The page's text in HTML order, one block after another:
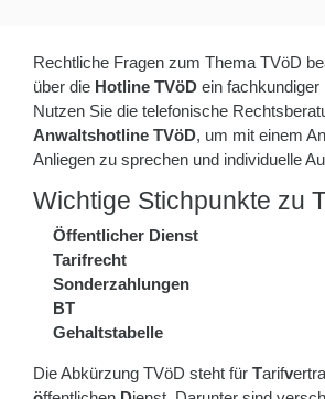
Rechtliche Fragen zum Thema TVöD
über die Hotline TVöD ein fachkundiger
Nutzen Sie die telefonische
Anwaltshotline TVöD, um mit einem
Anliegen zu sprechen und individuelle
Wichtige Stichpunkte zu
Öffentlicher Dienst
Tarifrecht
Sonderzahlungen
BT
Gehaltstabelle
Die Abkürzung TVöD steht für Tarifv